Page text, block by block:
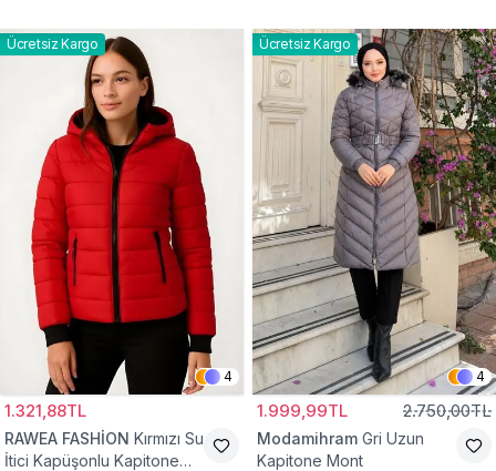
Ücretsiz Kargo
4
1.321,88TL
RAWEA FASHİON Kırmızı Su
İtici Kapüşonlu Kapitone
Ücretsiz Kargo
4
1.999,99TL 2.750,00TL
Modamihram Gri Uzun
Kapitone Mont